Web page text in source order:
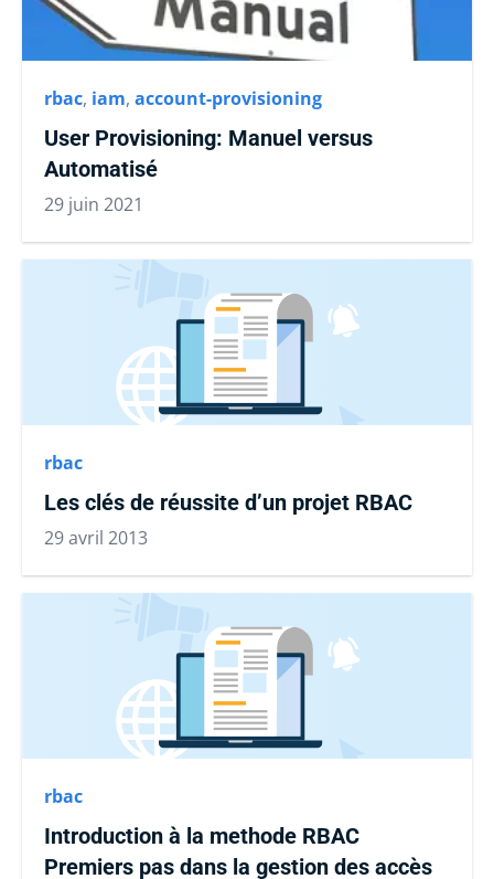
rbac, iam, account-provisioning
User Provisioning: Manuel versus
Automatisé
29 juin 2021
rbac
Les clés de réussite d’un projet RBAC
29 avril 2013
rbac
Introduction à la methode RBAC
Premiers pas dans la gestion des accès